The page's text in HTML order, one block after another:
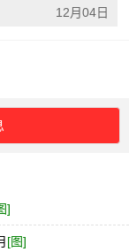
12月04日
]
[图]